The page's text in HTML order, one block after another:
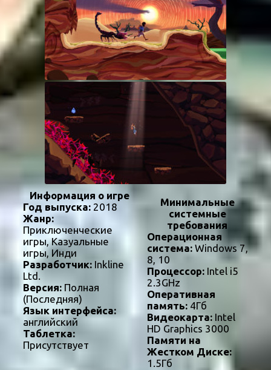
Информация о игре
Год выпуска: 2018
Жанр:
Приключенческие
игры, Казуальные
игры, Инди
Разработчик: Inkline
Ltd.
Версия: Полная
(Последняя)
Язык интерфейса:
английский
Таблетка:
Присутствует
Минимальные
системные
требования
Операционная
система:Windows 7,
8, 10
Процессор:Intel i5
2.3GHz
Оперативная
память:4Гб
Видеокарта:Intel
HD Graphics 3000
Памяти на
Жестком Диске:
1.5Гб